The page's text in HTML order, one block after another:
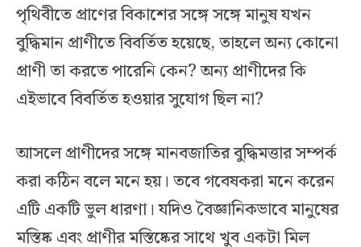
পৃথিবীতে প্রাণের বিকাশের সঙ্গে সঙ্গে মানুষ যখন
বুদ্ধিমান প্রাণীতে বিবর্তিত হয়েছে, তাহলে অন্য কোনো
প্রাণী তা করতে পারেনি কেন? অন্য প্রাণীদের কি
এইভাবে বিবর্তিত হওয়ার সুযোগ ছিল না?
আসলে প্রাণীদের সঙ্গে মানবজাতির বুদ্ধিমত্তার সম্পর্ক
করা কঠিন বলে মনে হয়। তবে গবেষকরা মনে করেন
এটি একটি ভুল ধারণা। যদিও বৈজ্ঞানিকভাবে মানুষের
মস্তিষ্ক এবং প্রাণীর মস্তিষ্কের সাথে খুব একটা মিল